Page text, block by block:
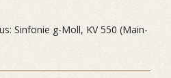
Sinfonie g-Moll, KV 550 (Main-